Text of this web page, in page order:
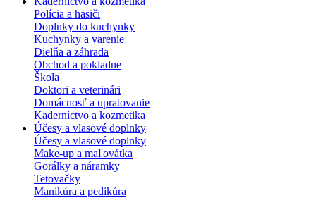
Polícia a hasiči
Doplnky do kuchynky
Kuchynky a varenie
Dielňa a záhrada
Obchod a pokladne
Škola
Doktori a veterinári
Domácnosť a upratovanie
Kaderníctvo a kozmetika
Účesy a vlasové doplnky
Účesy a vlasové doplnky
Make-up a maľovátka
Gorálky a náramky
Tetovačky
Manikúra a pedikúra